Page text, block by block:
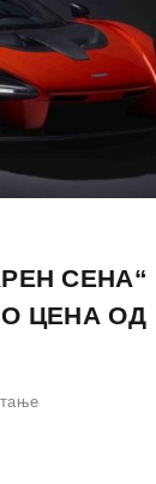
СЕНА“
ЦЕНА ОД